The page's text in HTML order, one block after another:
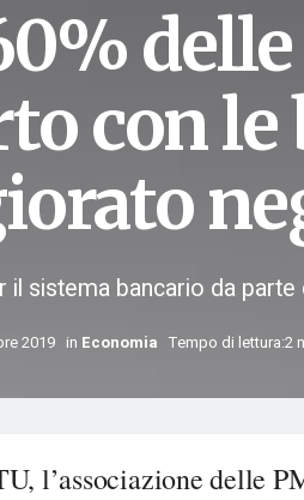
con le
il sistema bancario da
2019 in Economia Tempo di lettura:2
l’associazione delle